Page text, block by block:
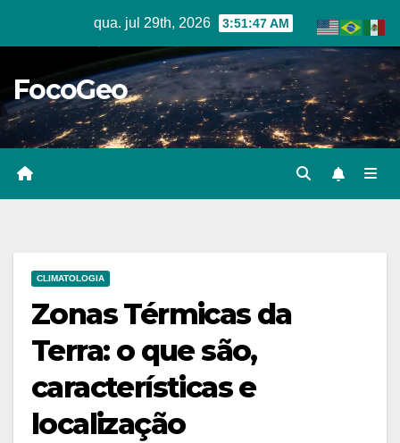
qua. jul 29th, 2026 3:51:48 AM
FocoGeo
CLIMATOLOGIA
Zonas Térmicas da
Terra: o que são,
características e
localização